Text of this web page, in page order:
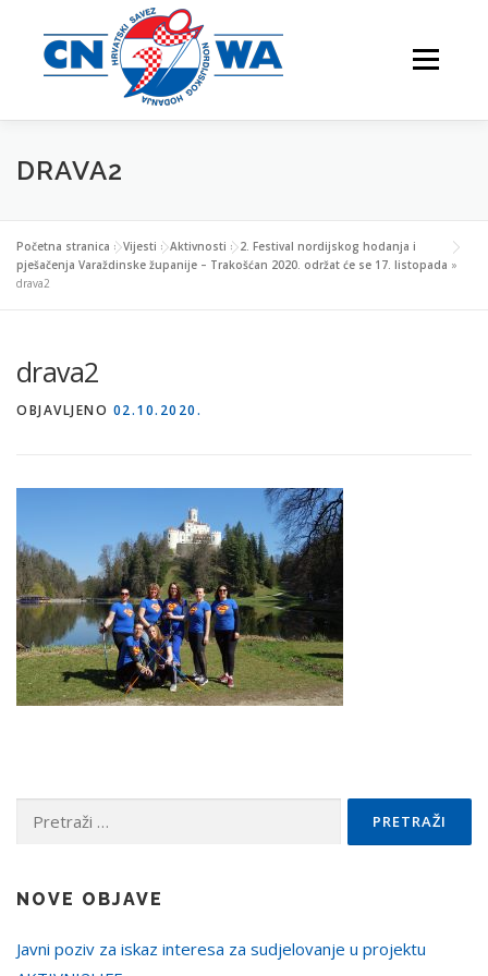
sadržaj
Izbornik
NATJECANJA
NORDIJSKO HODANJE
DRAVA2
Početna stranica »Vijesti »Aktivnosti »2. Festival nordijskog hodanja i
pješačenja Varaždinske županije – Trakošćan 2020. održat će se 17. listopada »
drava2
drava2
OBJAVLJENO 02.10.2020.
Pretraži:
NOVE OBJAVE
Javni poziv za iskaz interesa za sudjelovanje u projektu